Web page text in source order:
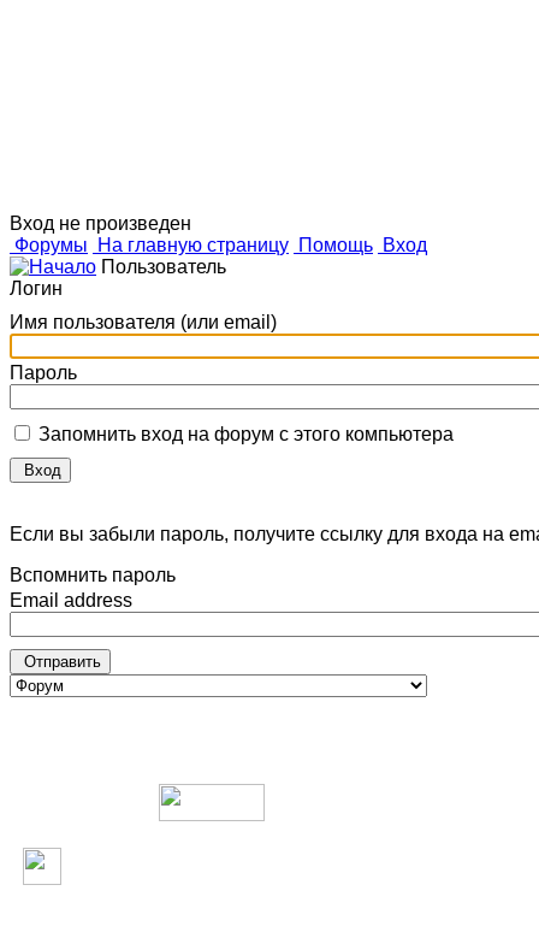
Вход не произведен
Форумы
На главную страницу Помощь Вход
Пользователь
Логин
Имя пользователя (или email)
Пароль
Запомнить вход на форум с этого компьютера
Вход
Если вы забыли пароль, получите ссылку для входа на
Вспомнить пароль
Email address
Отправить